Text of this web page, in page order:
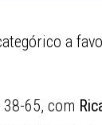
a
65, com